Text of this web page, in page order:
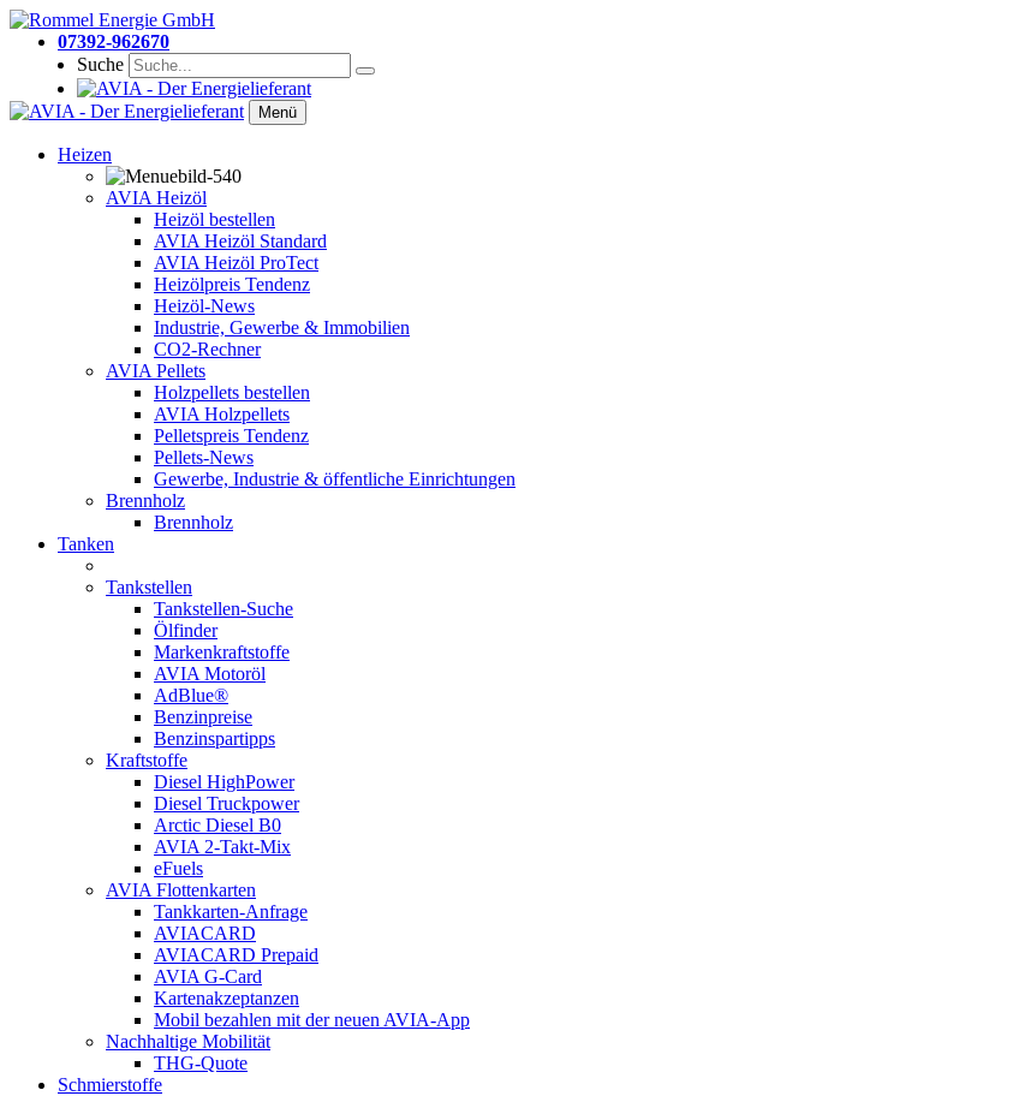
07392-962670
Suche
Menü
Heizen
AVIA Heizöl
Heizöl bestellen
AVIA Heizöl Standard
AVIA Heizöl ProTect
Heizölpreis Tendenz
Heizöl-News
Industrie, Gewerbe & Immobilien
CO2-Rechner
AVIA Pellets
Holzpellets bestellen
AVIA Holzpellets
Pelletspreis Tendenz
Pellets-News
Gewerbe, Industrie & öffentliche Einrichtungen
Brennholz
Brennholz
Tanken
Tankstellen
Tankstellen-Suche
Ölfinder
Markenkraftstoffe
AVIA Motoröl
AdBlue®
Benzinpreise
Benzinspartipps
Kraftstoffe
Diesel HighPower
Diesel Truckpower
Arctic Diesel B0
AVIA 2-Takt-Mix
eFuels
AVIA Flottenkarten
Tankkarten-Anfrage
AVIACARD
AVIACARD Prepaid
AVIA G-Card
Kartenakzeptanzen
Mobil bezahlen mit der neuen AVIA-App
Nachhaltige Mobilität
THG-Quote
Schmierstoffe